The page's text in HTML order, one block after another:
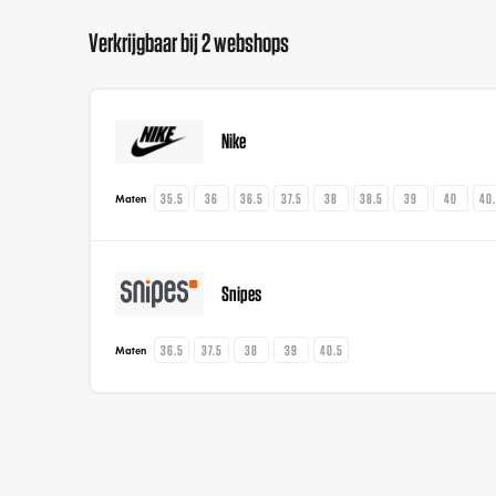
Verkrijgbaar bij 2 webshops
Nike
Maten 35.5 36 36.5 37.5 38 38.5 39 40
Snipes
Maten 36.5 37.5 38 39 40.5